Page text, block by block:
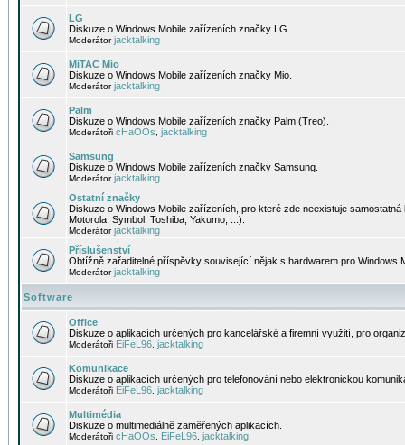
LG
Diskuze o Windows Mobile zařízeních značky LG.
Moderátorjacktalking
MiTAC Mio
Diskuze o Windows Mobile zařízeních značky Mio.
Moderátorjacktalking
Palm
Diskuze o Windows Mobile zařízeních značky Palm (Treo).
Moderátoři cHaOOs jacktalking
Samsung
Diskuze o Windows Mobile zařízeních značky Samsung.
Moderátorjacktalking
Ostatní značky
Diskuze o Windows Mobile zařízeních, pro které zde neexistuje
Motorola, Symbol, Toshiba, Yakumo, ...).
Moderátorjacktalking
Příslušenství
Obtížně zařaditelné příspěvky související nějak s hardwarem pro Windows
Moderátorjacktalking
Software
Office
Diskuze o aplikacích určených pro kancelářské a firemní využití, pro
Moderátoři EiFeL96 jacktalking
Komunikace
Diskuze o aplikacích určených pro telefonování nebo elektronickou
Moderátoři EiFeL96 jacktalking
Multimédia
Diskuze o multimediálně zaměřených aplikacích.
Moderátoři cHaOOs EiFeL96 jacktalking